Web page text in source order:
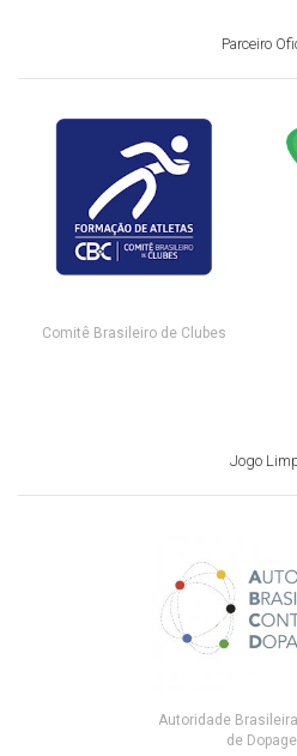
Parceiro
Comitê Brasileiro de Clubes
Jogo
Autoridade
de